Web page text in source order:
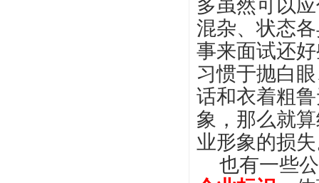
多虽然可以
混杂、状态
事来面试还
习惯于抛白
话和衣着粗
象，那么就
业形象的损
也有一些